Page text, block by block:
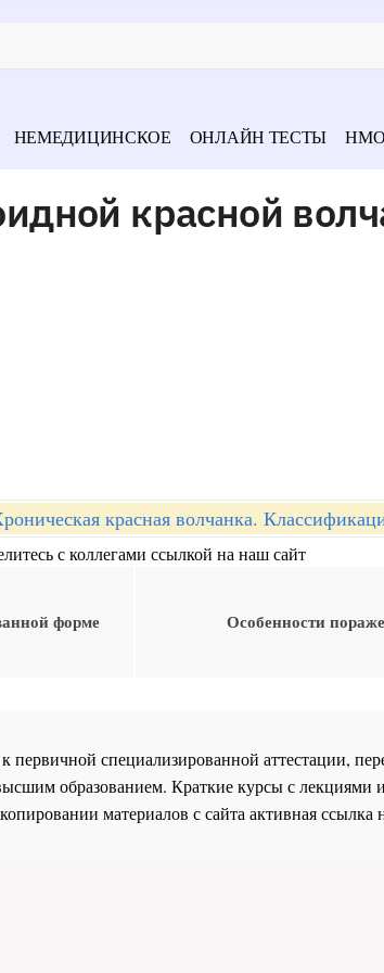
НЕМЕДИЦИНСКОЕ ОНЛАЙН ТЕСТЫ НМО
красной
красная волчанка.
с коллегами ссылкой на наш сайт
форме
Особенности
первичной специализированной аттестации,
образованием. Краткие курсы с лекциями
материалов с сайта активная ссылка